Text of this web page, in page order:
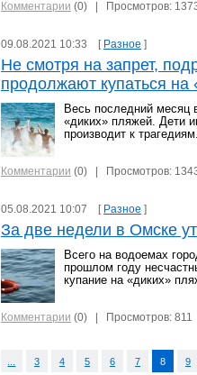
Комментарии (0) | Просмотров:
09.08.2021 10:33 [ Разное ]
Не смотря на запрет,
продолжают купаться на
Весь последний месяц
«диких» пляжей. Дети
производит к
Комментарии (0) | Просмотров:
05.08.2021 10:07 [ Разное ]
За две недели в Омске
Всего на водоемах
прошлом году
купание на «диких»
Комментарии (0) | Просмотров: 811
3 4 5 6 7 8 9